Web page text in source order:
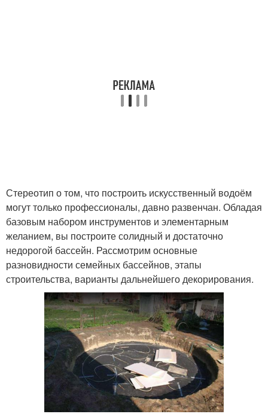
Стереотип о том, что построить искусственный водоём
могут только профессионалы, давно развенчан. Обладая
базовым набором инструментов и элементарным
желанием, вы построите солидный и достаточно
недорогой бассейн. Рассмотрим основные
разновидности семейных бассейнов, этапы
строительства, варианты дальнейшего декорирования.